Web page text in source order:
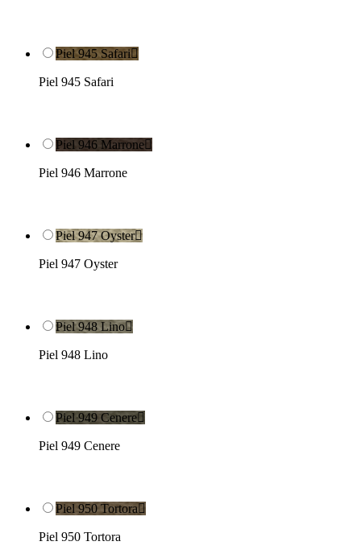
Piel 945 Safari
Piel 945 Safari
Piel 946 Marrone
Piel 946 Marrone
Piel 947 Oyster
Piel 947 Oyster
Piel 948 Lino
Piel 948 Lino
Piel 949 Cenere
Piel 949 Cenere
Piel 950 Tortora
Piel 950 Tortora